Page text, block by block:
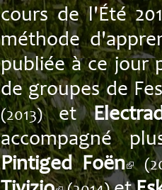
cours de l'Été
méthode
publiée à ce jour
de groupes de
(2013)et
accompagné
Pintiged Foën